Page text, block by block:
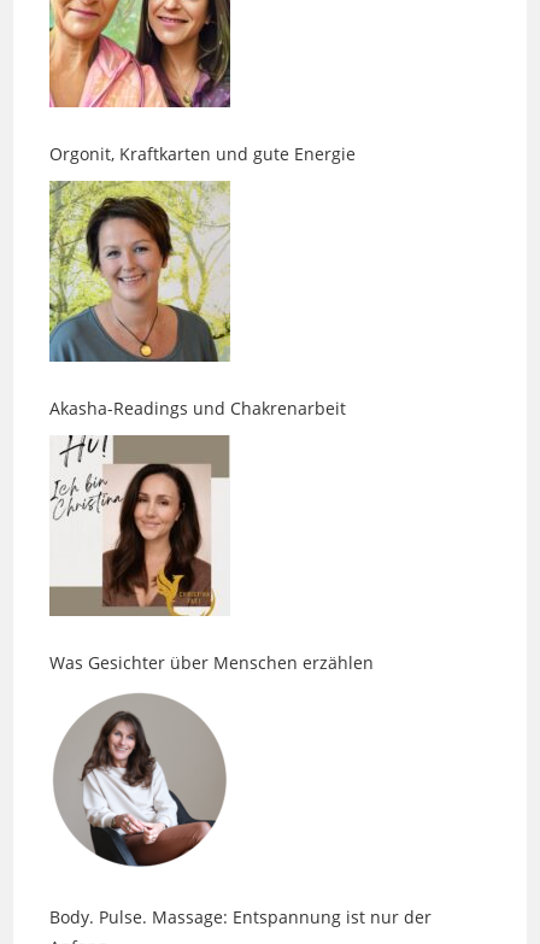
Orgonit, Kraftkarten und gute Energie
Akasha-Readings und Chakrenarbeit
Was Gesichter über Menschen erzählen
Body. Pulse. Massage: Entspannung ist nur der